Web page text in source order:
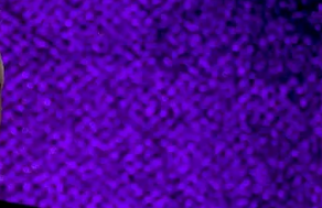
Barcelona y venir a Madrid ha
afirma, “y dentro de la
risas”, añade.